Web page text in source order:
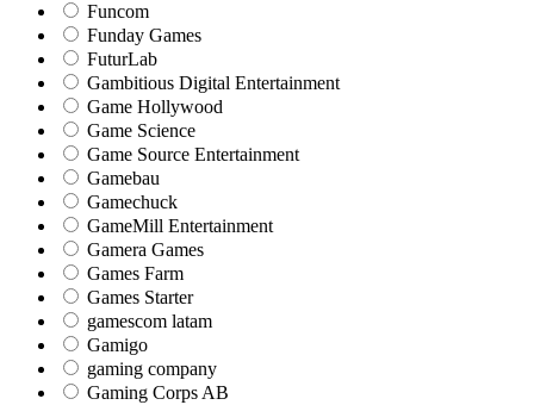
Funcom
Funday Games
FuturLab
Gambitious Digital Entertainment
Game Hollywood
Game Science
Game Source Entertainment
Gamebau
Gamechuck
GameMill Entertainment
Gamera Games
Games Farm
Games Starter
gamescom latam
Gamigo
gaming company
Gaming Corps AB